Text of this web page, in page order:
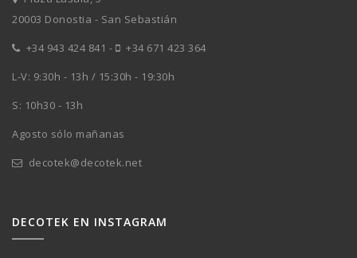
20003 Donostia - San Sebastián
+34 943 424 841 -
+34 671 423 364
L-V: 9:30h - 13h / 15:30h - 19:30h
S: 10h30 - 13h
Agosto sólo mañanas
decotek@decotek.net
DECOTEK EN INSTAGRAM